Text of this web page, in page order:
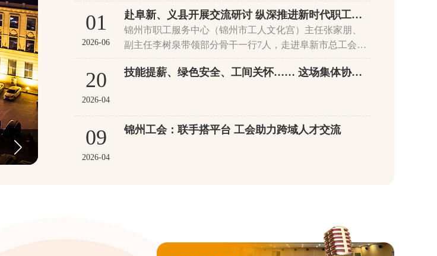
01
2026-06
赴阜新、义县开展交流研讨 纵深推进新时代职工之家建设
锦州市职工服务中心（锦州市工人文化宫）主任张家朋、
副主任李树泉带领部分骨干一行7人，走进阜新市总工会服
务中心（阜新市工人文化宫）和义县工人文化宫，开展“共
建共享 协同发展”专题交流研讨活动。
20
2026-04
技能提薪、绿色安全、工间关怀…… 这场集体协商，为锦州汽车零部件行业职工“谈”出满满幸福感！
09
2026-04
锦州工会：联手搭平台 工会助力跨域人才交流